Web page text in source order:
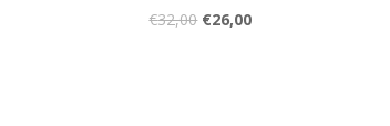
€32,00 €26,00